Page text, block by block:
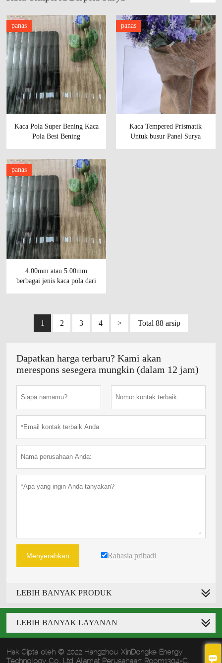

panas
Kaca Pola Super Bening Kaca
Pola Besi Bening
panas
Kaca Tempered Prismatik
Untuk busur Panel Surya
panas
4.00mm atau 5.00mm
berbagai jenis kaca pola dari
1 2 3 4 > Total 88 arsip
Dapatkan harga terbaru? Kami akan
merespons sesegera mungkin (dalam 12 jam)
Menyerahkan Rahasia pribadi
LEBIH BANYAK PRODUK
LEBIH BANYAK LAYANAN
Hak Cipta oleh © 2022 Hangzhou XinDongke Energy
Technology Co., Ltd Alamat Perusahaan: Room1304-C,